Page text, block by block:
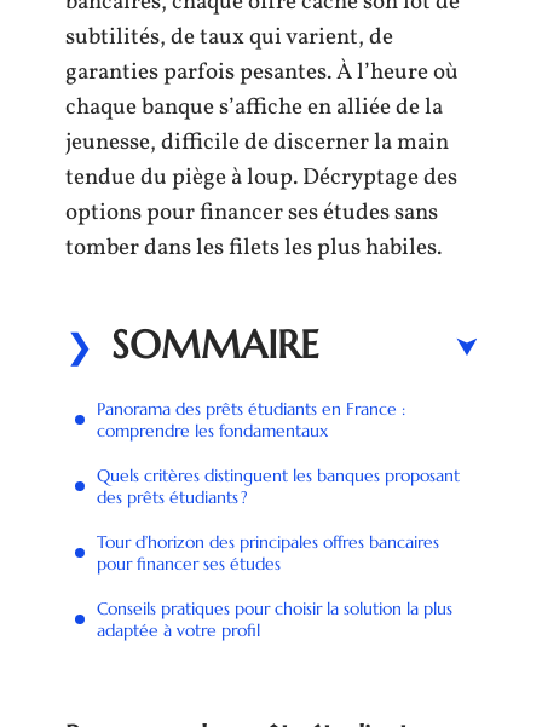
subtilités, de taux qui varient, de
garanties parfois pesantes. À l’heure où
chaque banque s’affiche en alliée de la
jeunesse, difficile de discerner la main
tendue du piège à loup. Décryptage des
options pour financer ses études sans
tomber dans les filets les plus habiles.
SOMMAIRE
Panorama des prêts étudiants en France :
comprendre les fondamentaux
Quels critères distinguent les banques proposant
des prêts étudiants ?
Tour d’horizon des principales offres bancaires
pour financer ses études
Conseils pratiques pour choisir la solution la plus
adaptée à votre profil